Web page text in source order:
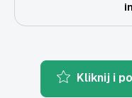
Kliknij i